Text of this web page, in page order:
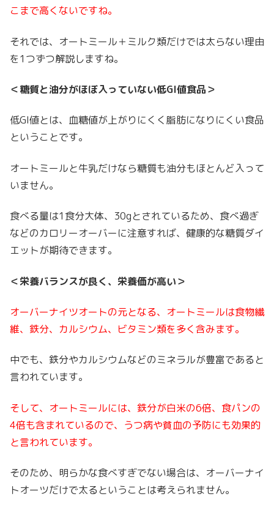
こまで高くないですね。
それでは、オートミール＋ミルク類だけでは太らない理由
を1つずつ解説しますね。
＜糖質と油分がほぼ入っていない低GI値食品＞
低GI値とは、血糖値が上がりにくく脂肪になりにくい食品
ということです。
オートミールと牛乳だけなら糖質も油分もほとんど入って
いません。
食べる量は1食分大体、30gとされているため、食べ過ぎ
などのカロリーオーバーに注意すれば、健康的な糖質ダイ
エットが期待できます。
＜栄養バランスが良く、栄養価が高い＞
オーバーナイツオートの元となる、オートミールは食物繊
維、鉄分、カルシウム、ビタミン類を多く含みます。
中でも、鉄分やカルシウムなどのミネラルが豊富であると
言われています。
そして、オートミールには、鉄分が白米の6倍、食パンの
4倍も含まれているので、うつ病や貧血の予防にも効果的
と言われています。
そのため、明らかな食べすぎでない場合は、オーバーナイ
トオーツだけで太るということは考えられません。